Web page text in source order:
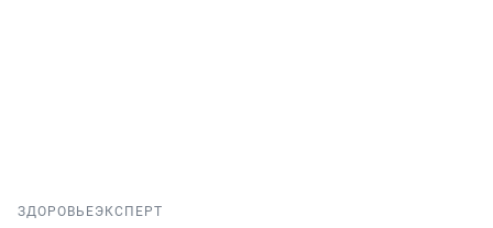
ЗДОРОВЬЕЭКСПЕРТ